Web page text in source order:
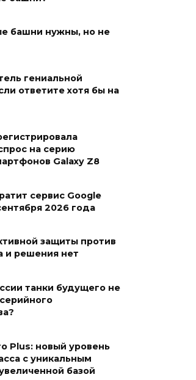
башни нужны, но не
гениальной
ответите хотя бы на
на серию
Galaxy Z8
сервис Google
2026 года
защиты против
и решения нет
танки будущего не
Plus: новый уровень
с уникальным
базой